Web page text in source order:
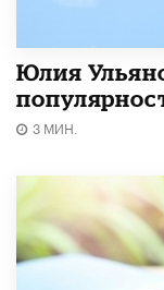
Юлия
3 МИН.